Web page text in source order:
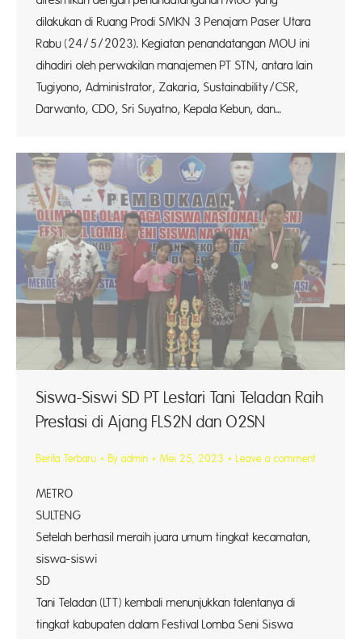
dilakukan di Ruang Prodi SMKN 3 Penajam Paser Utara
Rabu (24/5/2023). Kegiatan penandatangan MOU ini
dihadiri oleh perwakilan manajemen PT STN, antara lain
Tugiyono, Administrator, Zakaria, Sustainability/CSR,
Darwanto, CDO, Sri Suyatno, Kepala Kebun, dan…
Siswa-Siswi SD PT Lestari Tani Teladan Raih
Prestasi di Ajang FLS2N dan O2SN
Berita Terbaru By admin Mei 25, 2023 Leave a comment
METRO
Setelah berhasil meraih juara umum tingkat kecamatan,
siswa-siswi
SD
Tani Teladan (LTT) kembali menunjukkan talentanya di
tingkat kabupaten dalam Festival Lomba Seni Siswa